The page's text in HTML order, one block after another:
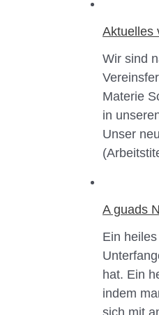
Aktuelles
Wir sind
Materie
in
Unser
A guads
Ein
hat. Ein
indem
sich mit